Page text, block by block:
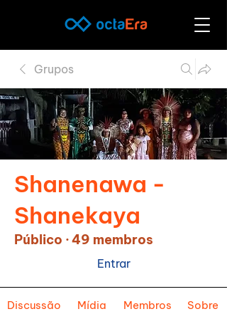
Grupos
Shanenawa -
Shanekaya
Público ·49 membros
Entrar
Discussão Mídia Membros Sobre